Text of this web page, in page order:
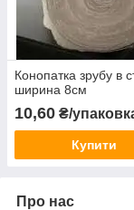
Конопатка зрубу в
ширина 8см
10,60 ₴/
Купити
Про нас